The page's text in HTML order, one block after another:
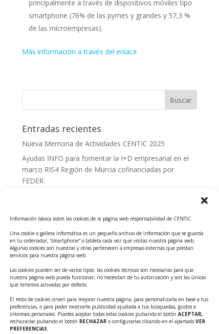
Información básica sobre las cookies de la página web responsabilidad de CENTIC
Una cookie o galleta informática es un pequeño archivo de información que se guarda
en tu ordenador, “smartphone” o tableta cada vez que visitas nuestra página web.
Algunas cookies son nuestras y otras pertenecen a empresas externas que prestan
servicios para nuestra página web.
Las cookies pueden ser de varios tipos: las cookies técnicas son necesarias para que
nuestra página web pueda funcionar, no necesitan de tu autorización y son las únicas
que tenemos activadas por defecto.
El resto de cookies sirven para mejorar nuestra página, para personalizarla en base a tus
preferencias, o para poder mostrarte publicidad ajustada a tus búsquedas, gustos e
intereses personales. Puedes aceptar todas estas cookies pulsando el botón ACEPTAR,
rechazarlas pulsando el botón RECHAZAR o configurarlas clicando en el apartado VER
PREFERENCIAS.
principalmente a través de dispositivos móviles tipo
smartphone (76% de las pymes y grandes y 57,3 %
de las microempresas).
Más información a través del enlace
Entradas recientes
Nueva Memoria de Actividades CENTIC 2025
Ayudas INFO para fomentar la I+D empresarial en el
marco RIS4 Región de Murcia cofinanciadas por
FEDER.
Tecnológicos 2ª ed.
Ayudas INFO para el apoyo a las empresas
innovadoras con potencial tecnológico y escalables
Convocatoria Cheque de Innovación. Ayudas INFO
para la contratación de servicios de Innovación y
Competitividad
Cheque Inversión del INFO. Ayudas para la
contratación de servicios de Innovación y
Competitividad para apoyar rondas de financiación.